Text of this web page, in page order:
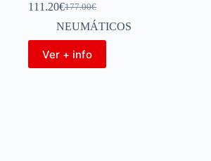
177.00€
111.20€
NEUMÁTICOS
Ver + info